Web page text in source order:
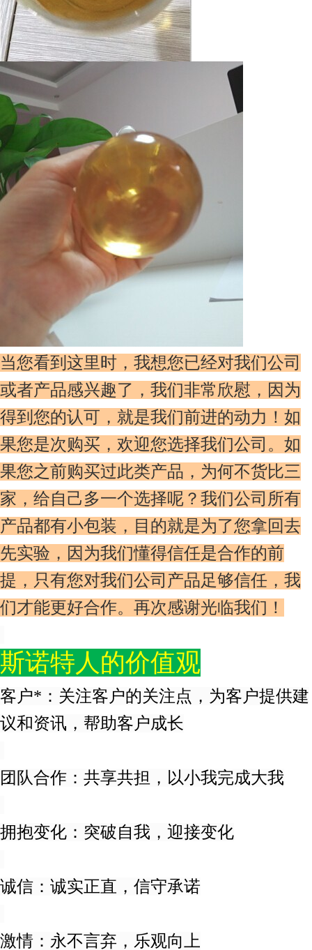
当您看到这里时，我想您已经对我们公司
或者产品感兴趣了，我们非常欣慰，因为
得到您的认可，就是我们前进的动力！如
果您是次购买，欢迎您选择我们公司。如
果您之前购买过此类产品，为何不货比三
家，给自己多一个选择呢？我们公司所有
产品都有小包装，目的就是为了您拿回去
先实验，因为我们懂得信任是合作的前
提，只有您对我们公司产品足够信任，我
们才能更好合作。再次感谢光临我们！
斯诺特人的价值观
客户*：关注客户的关注点，为客户提供建
议和资讯，帮助客户成长
团队合作：共享共担，以小我完成大我
拥抱变化：突破自我，迎接变化
诚信：诚实正直，信守承诺
激情：永不言弃，乐观向上